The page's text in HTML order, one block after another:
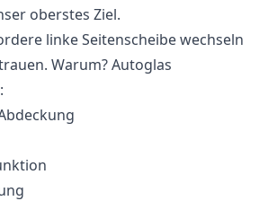
oberstes Ziel.
Warum? Autoglas